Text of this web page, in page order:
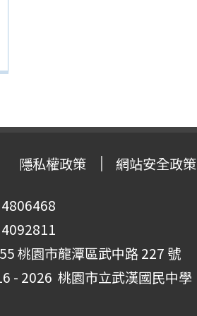
隱私權政策 網站安全政策
桃園市龍潭區武中路 227 號
- 2026 桃園市立武漢國民中學